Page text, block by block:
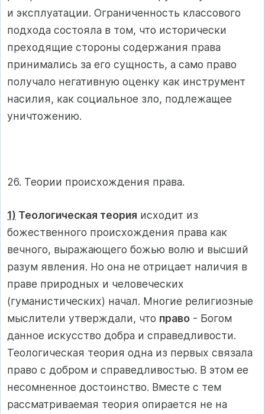
и эксплуатации. Ограниченность классового
подхода состояла в том, что исторически
преходящие стороны содержания права
принимались за его сущность, а само право
получало негативную оценку как инструмент
насилия, как социальное зло, подлежащее
уничтожению.
26. Теории происхождения права.
1) Теологическая теория исходит из
божественного происхождения права как
вечного, выражающего божью волю и высший
разум явления. Но она не отрицает наличия в
праве природных и человеческих
(гуманистических) начал. Многие религиозные
мыслители утверждали, что право - Богом
данное искусство добра и справедливости.
Теологическая теория одна из первых связала
право с добром и справедливостью. В этом ее
несомненное достоинство. Вместе с тем
рассматриваемая теория опирается не на